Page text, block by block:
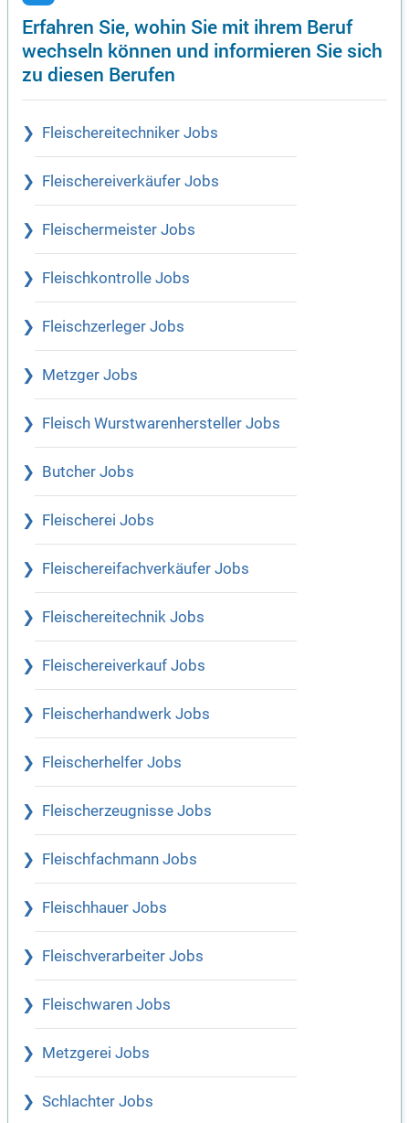
Erfahren Sie, wohin Sie mit ihrem Beruf
wechseln können und informieren Sie sich
zu diesen Berufen
Fleischereitechniker Jobs
Fleischereiverkäufer Jobs
Fleischermeister Jobs
Fleischkontrolle Jobs
Fleischzerleger Jobs
Metzger Jobs
Fleisch Wurstwarenhersteller Jobs
Butcher Jobs
Fleischerei Jobs
Fleischereifachverkäufer Jobs
Fleischereitechnik Jobs
Fleischereiverkauf Jobs
Fleischerhandwerk Jobs
Fleischerhelfer Jobs
Fleischerzeugnisse Jobs
Fleischfachmann Jobs
Fleischhauer Jobs
Fleischverarbeiter Jobs
Fleischwaren Jobs
Metzgerei Jobs
Schlachter Jobs